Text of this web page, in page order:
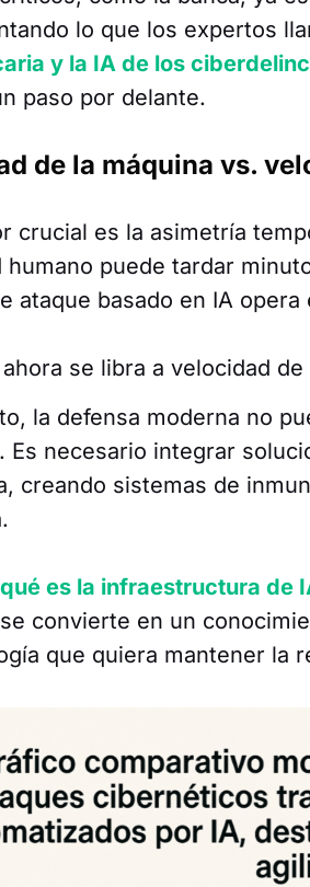
lo que los expertos
y la IA de los
paso por delante.
de la máquina vs.
crucial es la asimetría
humano puede tardar
ataque basado en IA
se libra a velocidad de
la defensa moderna no
Es necesario integrar
creando sistemas de
es la infraestructura de
convierte en un
que quiera mantener la